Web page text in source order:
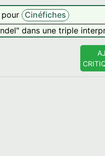
pour Cinéfiches
dans une triple